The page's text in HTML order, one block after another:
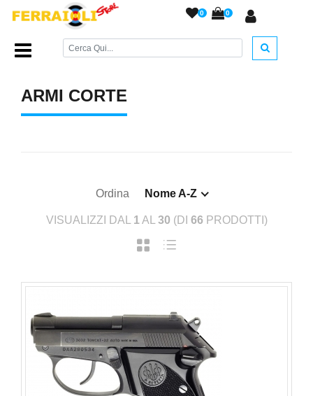
0 0
Home Page/ARMI DA FUOCO/Armi Corte/
ARMI CORTE
Ordina Nome A-Z
VISUALIZZI DAL 1 AL 30 (DI 66 PRODOTTI)